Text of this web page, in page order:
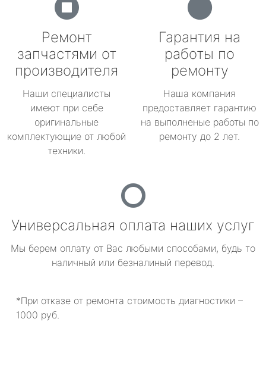
Ремонт
запчастями от
производителя
Наши специалисты
имеют при себе
оригинальные
комплектующие от любой
техники.
Гарантия на
работы по
ремонту
Наша компания
предоставляет гарантию
на выполненые работы по
ремонту до 2 лет.
Универсальная оплата наших услуг
Мы берем оплату от Вас любыми способами, будь то
наличный или безналиный перевод.
*При отказе от ремонта стоимость диагностики –
1000 руб.